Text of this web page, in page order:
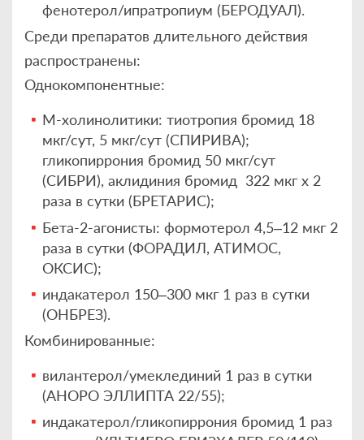
фенотерол/ипратропиум (БЕРОДУАЛ).
Среди препаратов длительного действия
распространены:
Однокомпонентные:
М-холинолитики: тиотропия бромид 18
мкг/сут, 5 мкг/сут (СПИРИВА);
гликопиррония бромид 50 мкг/сут
(СИБРИ), аклидиния бромид 322 мкг х 2
раза в сутки (БРЕТАРИС);
Бета-2-агонисты: формотерол 4,5–12 мкг 2
раза в сутки (ФОРАДИЛ, АТИМОС,
ОКСИС);
индакатерол 150–300 мкг 1 раз в сутки
(ОНБРЕЗ).
Комбинированные:
вилантерол/умеклединий 1 раз в сутки
(АНОРО ЭЛЛИПТА 22/55);
индакатерол/гликопиррония бромид 1 раз